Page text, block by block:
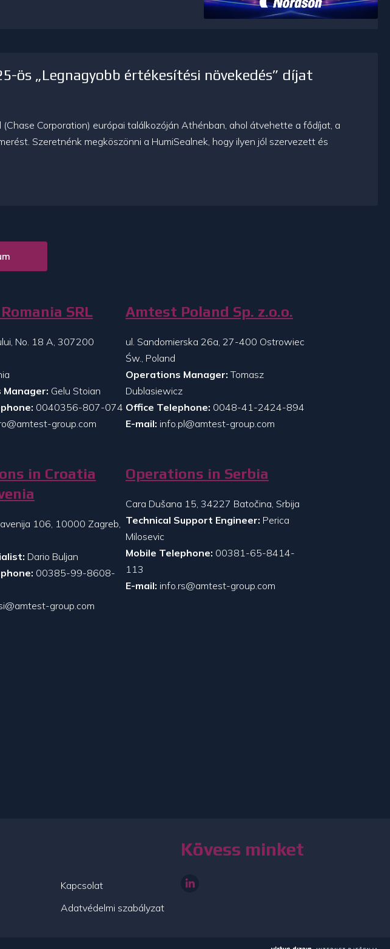
ös „Legnagyobb értékesítési növekedés” díjat
Corporation) európai találkozóján Athénban, ahol átvehette a fődíjat, a
Szeretnénk megköszönni a HumiSealnek, hogy ilyen jól szervezett és
SRL
No. 18 A, 307200
Gelu Stoian
0040356-807-074
group.com
Amtest Poland Sp. z.o.o.
ul. Sandomierska 26a, 27-400 Ostrowiec
Św., Poland
Operations Manager: Tomasz
Dublasiewicz
Office Telephone: 0048-41-2424-894
E-mail: info.pl@amtest-group.com
in Croatia
106, 10000 Zagreb,
Dario Buljan
00385-99-8608-
group.com
Operations in Serbia
Cara Dušana 15, 34227 Batočina, Srbija
Technical Support Engineer: Perica
Milosevic
Mobile Telephone: 00381-65-8414-
113
E-mail: info.rs@amtest-group.com
Kapcsolat
Adatvédelmi szabályzat
Kövess minket